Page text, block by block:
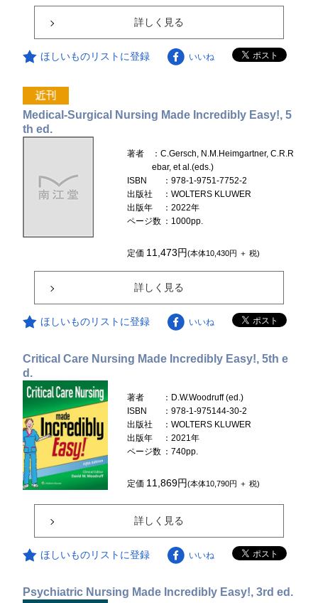
詳しく見る
ほしいものリストに登録 いいね
Medical-Surgical Nursing Made Incredibly Easy!, 5
th ed.
著者
：C.Gersch, N.M.Heimgartner, C.R.R
ebar, et al.(eds.)
ISBN
：978-1-9751-7752-2
出版社
：WOLTERS KLUWER
出版年
：2022年
ページ数 ：1000pp.
定価 11,473円(本体10,430円 ＋ 税)
詳しく見る
ほしいものリストに登録 いいね
Critical Care Nursing Made Incredibly Easy!, 5th e
d.
著者
：D.W.Woodruff (ed.)
ISBN
：978-1-975144-30-2
出版社
：WOLTERS KLUWER
出版年
：2021年
ページ数 ：740pp.
定価 11,869円(本体10,790円 ＋ 税)
詳しく見る
ほしいものリストに登録 いいね
Psychiatric Nursing Made Incredibly Easy!, 3rd ed.